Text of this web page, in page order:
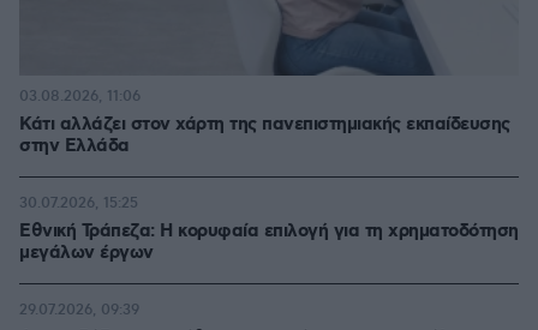
Κάτι αλλάζει στον χάρτη της πανεπιστημιακής εκπαίδευσης
στην Ελλάδα
03.08.2026, 11:06
Εθνική Τράπεζα: Η κορυφαία επιλογή για τη χρηματοδότηση
μεγάλων έργων
30.07.2026, 15:25
29.07.2026, 09:39